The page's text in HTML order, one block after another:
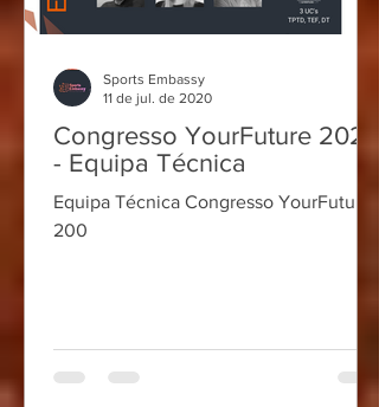
Congresso YourFuture 2020
- Equipa Técnica
Equipa Técnica Congresso YourFuture
200
Sports Embassy
11 de jul. de 2020